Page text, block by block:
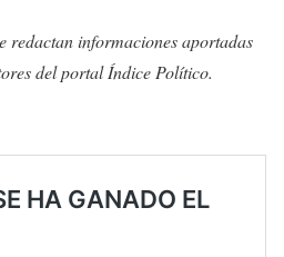
redactan informaciones aportadas
del portal Índice Político.